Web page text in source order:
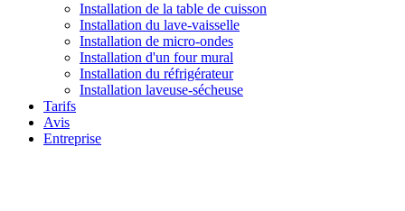
Installation de la table de cuisson
Installation du lave-vaisselle
Installation de micro-ondes
Installation d'un four mural
Installation du réfrigérateur
Installation laveuse-sécheuse
Tarifs
Avis
Entreprise